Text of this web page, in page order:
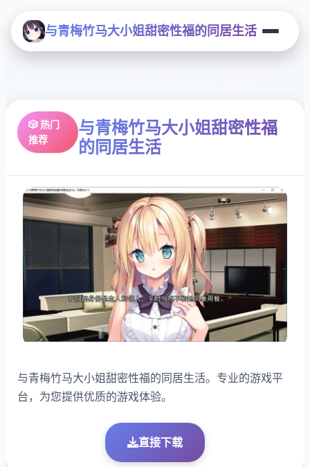
与青梅竹马大小姐甜密性福的同居生活
🎲 热门
推荐
与青梅竹马大小姐甜密性福
的同居生活
与青梅竹马大小姐甜密性福的同居生活。专业的游戏平
台，为您提供优质的游戏体验。
直接下载